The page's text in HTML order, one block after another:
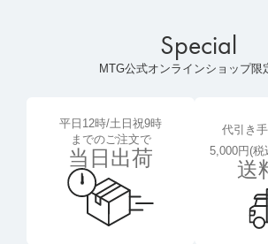
Special
MTG公式オンラインショップ限
平日12時/土日祝9時
までのご注文で
当日出荷
代引き
5,000円(
送